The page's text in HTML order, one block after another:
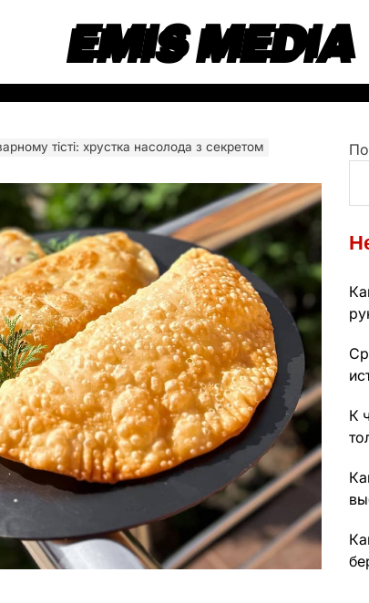
EMIS MEDIA
тісті: хрустка насолода з секретом
К